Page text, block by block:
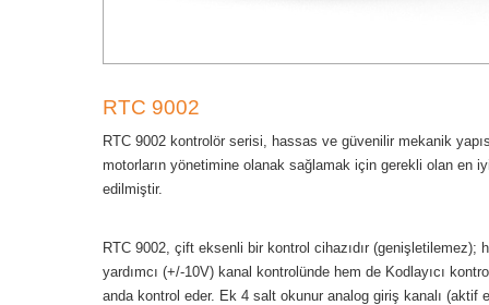
RTC 9002
RTC 9002 kontrolör serisi, hassas ve güvenilir mekanik
motorların yönetimine olanak sağlamak için gerekli olan en
edilmiştir.
RTC 9002, çift eksenli bir kontrol cihazıdır
yardımcı (+/-10V) kanal kontrolünde hem de Kodlayıcı
anda kontrol eder. Ek 4 salt okunur analog giriş kanalı (aktif